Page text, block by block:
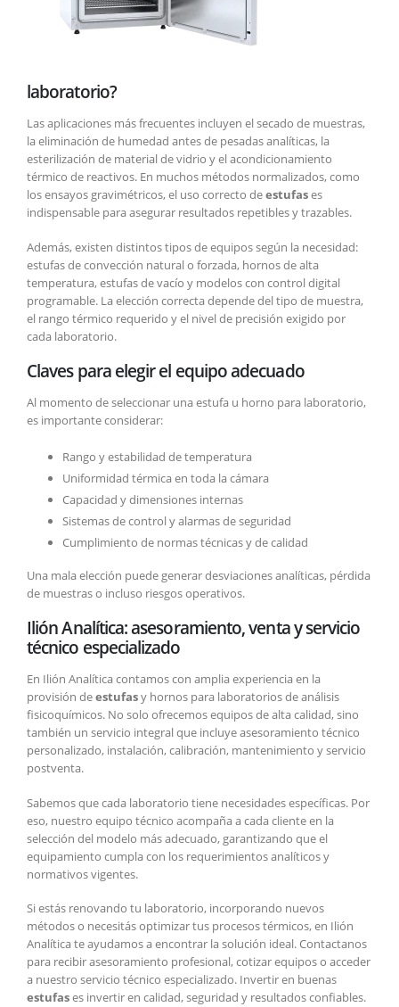
laboratorio?
Las aplicaciones más frecuentes incluyen el secado de muestras,
la eliminación de humedad antes de pesadas analíticas, la
esterilización de material de vidrio y el acondicionamiento
térmico de reactivos. En muchos métodos normalizados, como
los ensayos gravimétricos, el uso correcto deestufases
indispensable para asegurar resultados repetibles y trazables.
Además, existen distintos tipos de equipos según la necesidad:
estufas de convección natural o forzada, hornos de alta
temperatura, estufas de vacío y modelos con control digital
programable. La elección correcta depende del tipo de muestra,
el rango térmico requerido y el nivel de precisión exigido por
cada laboratorio.
Claves para elegir el equipo adecuado
Al momento de seleccionar una estufa u horno para laboratorio,
es importante considerar:
Rango y estabilidad de temperatura
Uniformidad térmica en toda la cámara
Capacidad y dimensiones internas
Sistemas de control y alarmas de seguridad
Cumplimiento de normas técnicas y de calidad
Una mala elección puede generar desviaciones analíticas, pérdida
de muestras o incluso riesgos operativos.
Ilión Analítica: asesoramiento, venta y servicio
técnico especializado
En Ilión Analítica contamos con amplia experiencia en la
provisión deestufasy hornos para laboratorios de análisis
fisicoquímicos. No solo ofrecemos equipos de alta calidad, sino
también un servicio integral que incluye asesoramiento técnico
personalizado, instalación, calibración, mantenimiento y servicio
postventa.
Sabemos que cada laboratorio tiene necesidades específicas. Por
eso, nuestro equipo técnico acompaña a cada cliente en la
selección del modelo más adecuado, garantizando que el
equipamiento cumpla con los requerimientos analíticos y
normativos vigentes.
Si estás renovando tu laboratorio, incorporando nuevos
métodos o necesitás optimizar tus procesos térmicos, en Ilión
Analítica te ayudamos a encontrar la solución ideal. Contactanos
para recibir asesoramiento profesional, cotizar equipos o acceder
a nuestro servicio técnico especializado. Invertir en buenas
estufases invertir en calidad, seguridad y resultados confiables.